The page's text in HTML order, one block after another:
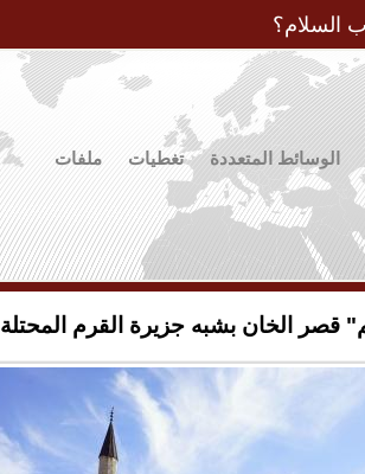
السلام؟
الوسائط المتعددة تغطيات ملفات
قصر الخان بشبه جزيرة القرم المحتلة